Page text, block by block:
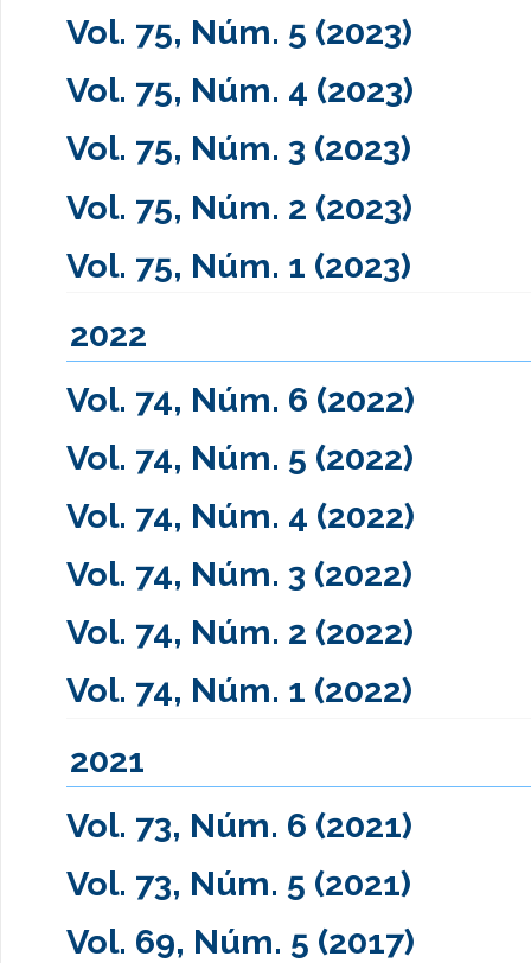
Vol. 75, Núm. 5 (2023)
Vol. 75, Núm. 4 (2023)
Vol. 75, Núm. 3 (2023)
Vol. 75, Núm. 2 (2023)
Vol. 75, Núm. 1 (2023)
2022
Vol. 74, Núm. 6 (2022)
Vol. 74, Núm. 5 (2022)
Vol. 74, Núm. 4 (2022)
Vol. 74, Núm. 3 (2022)
Vol. 74, Núm. 2 (2022)
Vol. 74, Núm. 1 (2022)
2021
Vol. 73, Núm. 6 (2021)
Vol. 73, Núm. 5 (2021)
Vol. 69, Núm. 5 (2017)